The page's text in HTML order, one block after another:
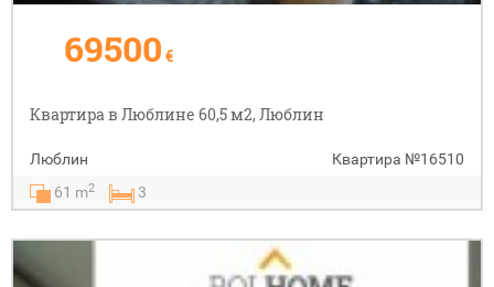
69500 €
Квартира в Люблине 60,5 м2, Люблин
Люблин Квартира №16510
61 m2 3